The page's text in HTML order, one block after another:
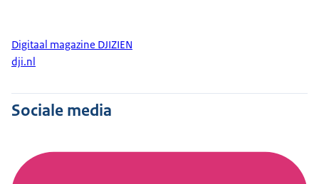
Digitaal magazine DJIZIEN
dji.nl
Sociale media